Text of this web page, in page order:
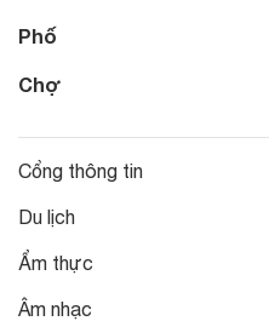
Phố
Chợ
Cổng thông tin
Du lịch
Ẩm thực
Âm nhạc